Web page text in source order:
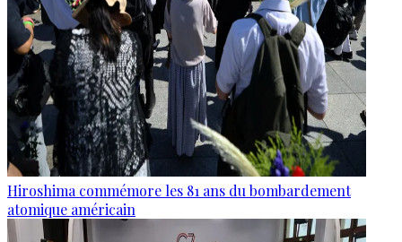
Hiroshima commémore les 81 ans du bombardement
atomique américain